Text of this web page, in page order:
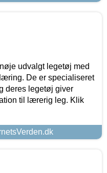
udvalgt legetøj med
De er specialiseret
deres legetøj giver
til lærerig leg. Klik